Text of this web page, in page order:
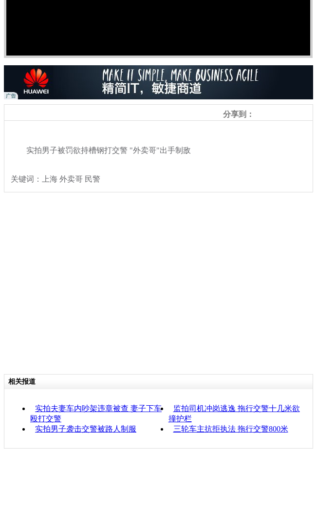
分享到：
实拍男子被罚欲持槽钢打交警 "外卖哥"出手制敌
关键词：上海 外卖哥 民警
相关报道
实拍夫妻车内吵架违章被查 妻子下车
殴打交警
监拍司机冲岗逃逸 拖行交警十几米欲
撞护栏
实拍男子袭击交警被路人制服
三轮车主抗拒执法 拖行交警800米